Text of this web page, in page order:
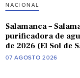
NACIONAL
Salamanca –
purificadora de
de 2026 (El Sol de
07 AGOSTO 2026